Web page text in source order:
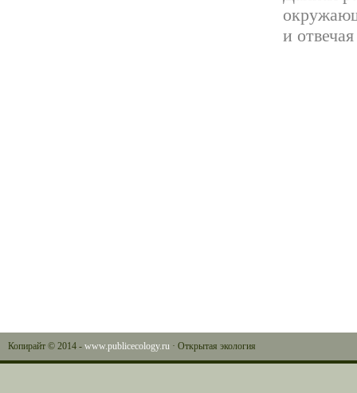
и
Копирайт © 2014 - www.publicecology.ru · Открытая экология